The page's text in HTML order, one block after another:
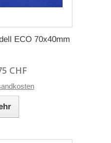
ECO 70x40mm
CHF